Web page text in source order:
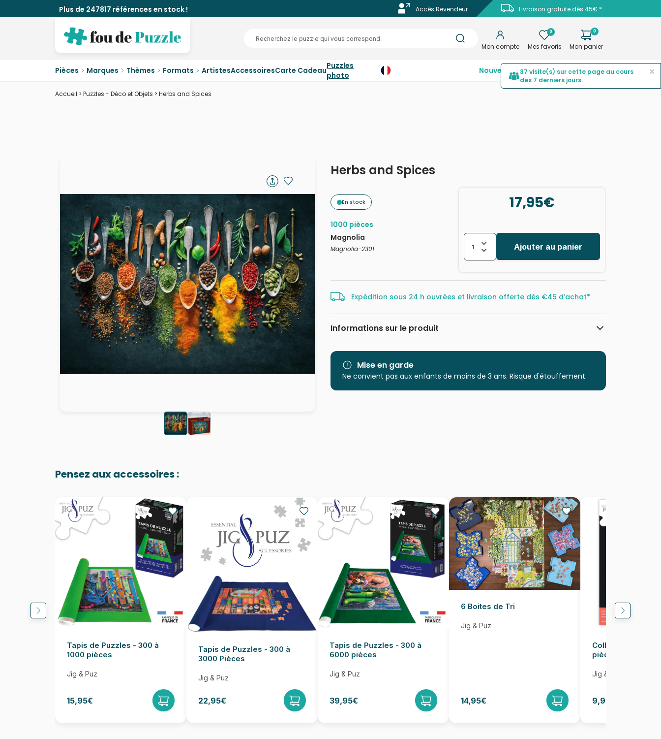
Plus de 247817 références en stock ! Livraison gratuite dès 45€ *
Accès Revendeur
Mon compte
0
Mes favoris
0
Mon panier
Pièces Marques Thèmes Formats ArtistesAccessoiresCarte CadeauPuzzles
photo
NouveautésTop ventesPromotions
Accueil > Puzzles - Déco et Objets > Herbs and Spices
Herbs and Spices
En stock
1000 pièces
Magnolia
Magnolia-2301
17,95€
Ajouter au panier
Expédition sous 24 h ouvrées et livraison offerte dès €45 d’achat*
Informations sur le produit
Catégorie
Age
Puzzle pour Adultes (500 à 48.000
pièces)
Mise en garde
Ne convient pas aux enfants de moins de 3 ans. Risque d'étouffement.
Pensez aux accessoires :
Tapis de Puzzles - 300 à
1000 pièces
Jig & Puz
15,95€
Tapis de Puzzles - 300 à
3000 Pièces
Jig & Puz
22,95€
Tapis de Puzzles - 300 à
6000 pièces
Jig & Puz
39,95€
6 Boites de Tri
Jig & Puz
14,95€
Colle pour Puzzle
pièces
Jig & Puz
9,95€
×
37 visite(s) sur cette page au cours
des 7 derniers jours.